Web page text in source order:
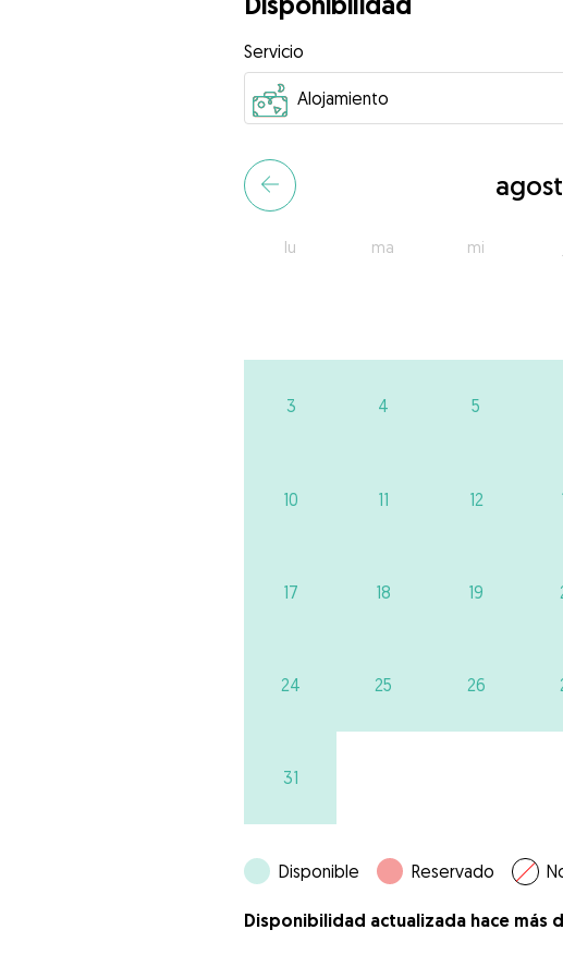
Servicio
lu ma mi
3 4 5
10 11 12
17 18 19
24 25 26
31
Disponible Reservado
Disponibilidad actualizada hace más